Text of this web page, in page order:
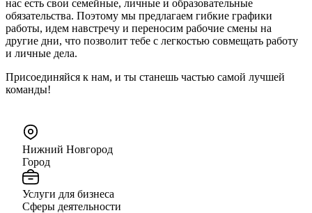
нас есть свои семейные, личные и образовательные
обязательства. Поэтому мы предлагаем гибкие графики
работы, идем навстречу и переносим рабочие смены на
другие дни, что позволит тебе с легкостью совмещать работу
и личные дела.
Присоединяйся к нам, и ты станешь частью самой лучшей
команды!
Нижний Новгород
Город
Услуги для бизнеса
Сферы деятельности